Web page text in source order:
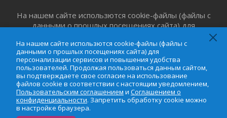
Все силы в кулак
01 августа 2026
Айда на пляж!
01 августа 2026
Один в поле — не воин
01 августа 2026
Пик топливного кризиса в регионе прошёл
31 июля 2026
О мужестве, долге и стойкости
На нашем сайте использются cookie-файлы (файлы с
данными о прошлых посещениях сайта) для
пользователей. Продолжая пользоваться данным
сайтом, вы подтверждаете свое согласие на
использование файлов cookie в соответствии с
настоящим уведомлением,Пользовательским
соглашениеми Соглашением о
конфиденциальности. Запретить обработку cookie
можно в настройке браузера.
На нашем сайте использются cookie-файлы (файлы с
данными о прошлых посещениях сайта) для
персонализации сервисов и повышения удобства
пользователей. Продолжая пользоваться данным сайтом,
вы подтверждаете свое согласие на использование
файлов cookie в соответствии с настоящим уведомлением,
Пользовательским соглашением и Соглашением о
конфиденциальности. Запретить обработку cookie можно
в настройке браузера.